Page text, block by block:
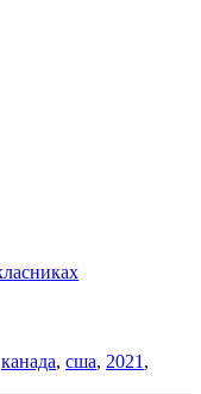
канада, сша, 2021 ,